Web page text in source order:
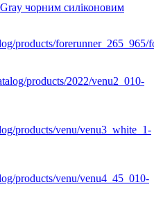
чорним силіконовим